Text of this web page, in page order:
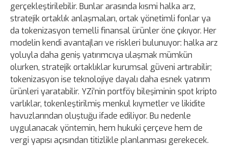
gerçekleştirilebilir. Bunlar arasında kısmi halka arz,
stratejik ortaklık anlaşmaları, ortak yönetimli fonlar ya
da tokenizasyon temelli finansal ürünler öne çıkıyor. Her
modelin kendi avantajları ve riskleri bulunuyor: halka arz
yoluyla daha geniş yatırımcıya ulaşmak mümkün
olurken, stratejik ortaklıklar kurumsal güveni artırabilir;
tokenizasyon ise teknolojiye dayalı daha esnek yatırım
ürünleri yaratabilir. YZi’nin portföy bileşiminin spot kripto
varlıklar, tokenleştirilmiş menkul kıymetler ve likidite
havuzlarından oluştuğu ifade ediliyor. Bu nedenle
uygulanacak yöntemin, hem hukuki çerçeve hem de
vergi yapısı açısından titizlikle planlanması gerekecek.